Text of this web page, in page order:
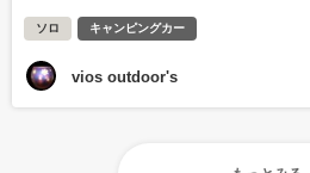
ソロ キャンピングカー
vios outdoor's